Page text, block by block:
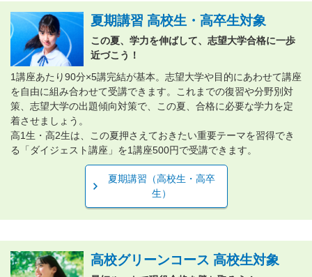
夏期講習 高校生・高卒生対象
この夏、学力を伸ばして、志望大学合格に一歩
近づこう！
1講座あたり90分×5講完結が基本。志望大学や目的にあわせて講座
を自由に組み合わせて受講できます。これまでの復習や分野別対
策、志望大学の出題傾向対策で、この夏、合格に必要な学力を定
着させましょう。
高1生・高2生は、この夏押さえておきたい重要テーマを習得でき
る「ダイジェスト講座」を1講座500円で受講できます。
夏期講習（高校生・高卒
生）
高校グリーンコース 高校生対象